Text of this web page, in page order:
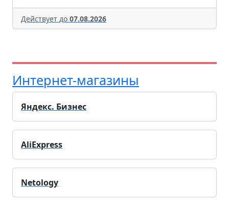
Действует до 07.08.2026
Интернет-магазины
Яндекс. Бизнес
AliExpress
Netology